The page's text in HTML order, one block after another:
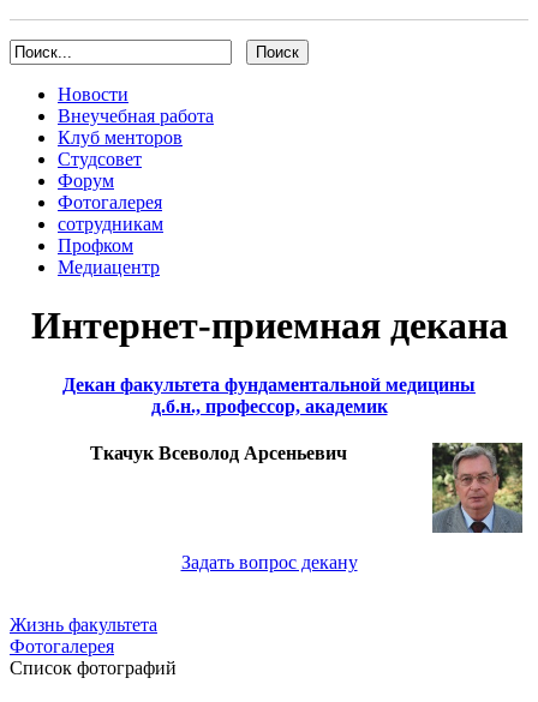
Новости
Внеучебная работа
Клуб менторов
Студсовет
Форум
Фотогалерея
сотрудникам
Профком
Медиацентр
Интернет-приемная декана
Декан факультета фундаментальной медицины
д.б.н., профессор, академик
Ткачук Всеволод Арсеньевич
Задать вопрос декану
Жизнь факультета
Фотогалерея
Список фотографий